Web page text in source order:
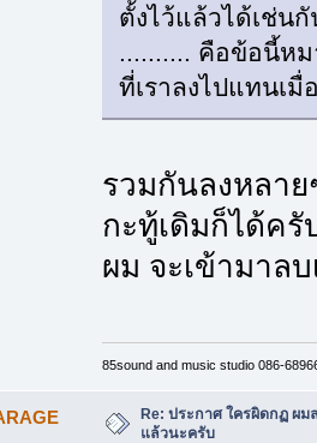
ตั้งไว้แล้วได้เช่นกั
.......... คือข้อนี้ห
ที่เราลงไปแทนเ
รวมกันลงหลา
กะทู้เดิมก็ได้ครั
ผม จะเข้ามาล
85sound and music studio 086-
Re: ประกาศ ใครผิดกฏ ผ
แล้วนะครับ